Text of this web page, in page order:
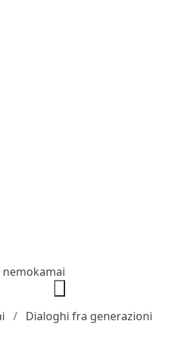
Dialoghi fra generazioni